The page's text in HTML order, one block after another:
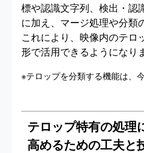
標や認識文字列、検出・認
に加え、マージ処理や分類
これにより、映像内のテロ
形で活用できるようになり
※テロップを分類する機能は、
テロップ特有の処
高めるための工夫と